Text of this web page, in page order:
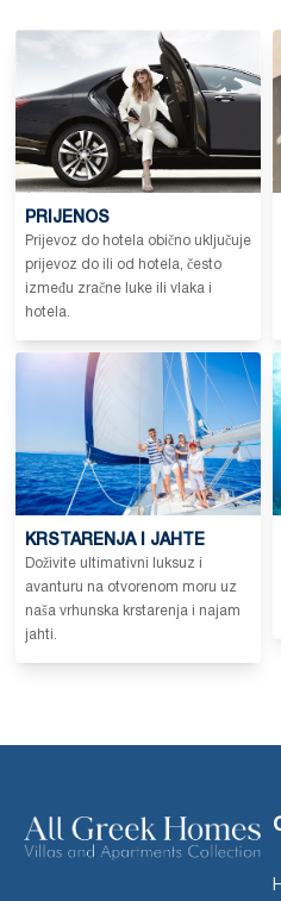
PRIJENOS
Prijevoz do hotela obično uključuje
prijevoz do ili od hotela, često
između zračne luke ili vlaka i
hotela.
KRSTARENJA I JAHTE
Doživite ultimativni luksuz i
avanturu na otvorenom moru uz
naša vrhunska krstarenja i najam
jahti.